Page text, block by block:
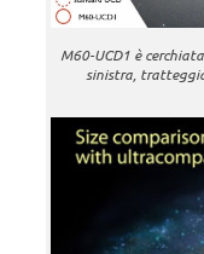
M60-UCD1 è
sinistra,